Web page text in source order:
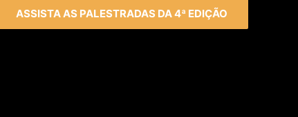
ASSISTA AS PALESTRADAS DA 4ª EDIÇÃO